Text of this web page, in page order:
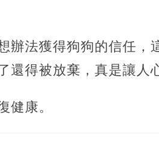
辦法獲得狗狗的信任，
得被放棄，真是讓人
健康。